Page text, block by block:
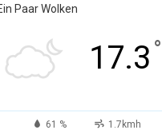
Paar Wolken
17.3 °
61 % 1.7kmh